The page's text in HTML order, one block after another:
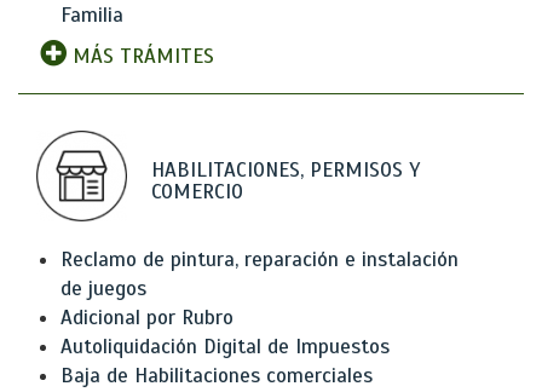
Familia
MÁS TRÁMITES
HABILITACIONES, PERMISOS Y
COMERCIO
Reclamo de pintura, reparación e instalación
de juegos
Adicional por Rubro
Autoliquidación Digital de Impuestos
Baja de Habilitaciones comerciales